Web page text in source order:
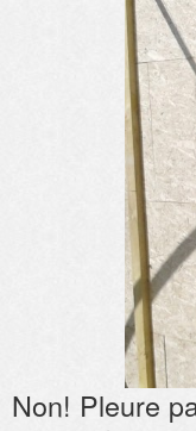
Non! Pleure